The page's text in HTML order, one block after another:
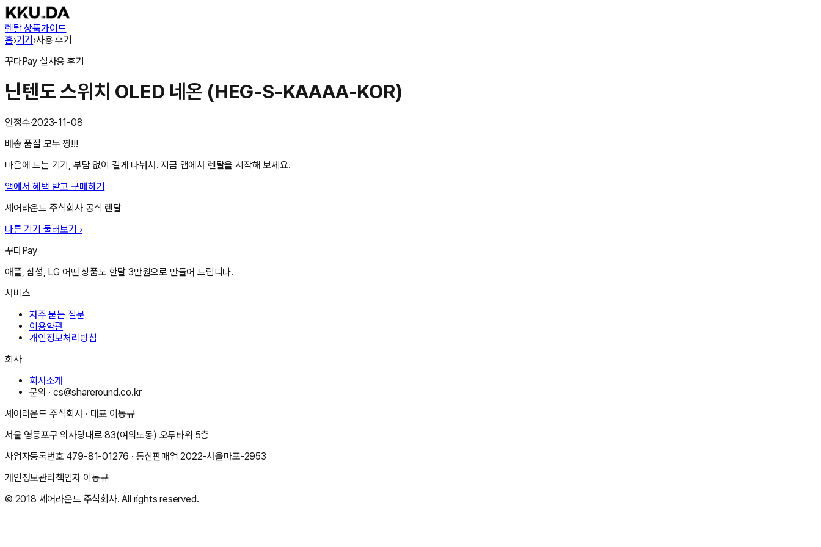
렌탈 상품가이드
홈›기기›사용 후기
꾸다Pay 실사용 후기
닌텐도 스위치 OLED 네온 (HEG-S-KAAAA-KOR)
안정수·2023-11-08
배송 품질 모두 짱!!!
마음에 드는 기기, 부담 없이 길게 나눠서. 지금 앱에서 렌탈을 시작해 보세요.
앱에서 혜택 받고 구매하기
셰어라운드 주식회사 공식 렌탈
다른 기기 둘러보기 ›
꾸다Pay
애플, 삼성, LG 어떤 상품도 한달 3만원으로 만들어 드립니다.
서비스
자주 묻는 질문
이용약관
개인정보처리방침
회사
회사소개
문의 ·cs@shareround.co.kr
셰어라운드 주식회사 · 대표 이동규
서울 영등포구 의사당대로 83(여의도동) 오투타워 5층
사업자등록번호 479-81-01276 · 통신판매업2022-서울마포-2953
개인정보관리책임자 이동규
© 2018 셰어라운드 주식회사. All rights reserved.